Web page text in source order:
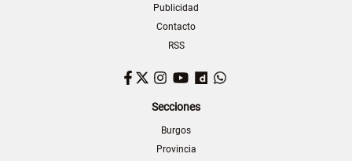
Publicidad
Contacto
RSS
Facebook
TwitterInstagram
YouTubeDailymotion
Secciones
Burgos
Provincia